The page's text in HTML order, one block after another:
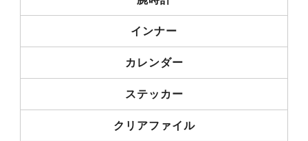
インナー
カレンダー
ステッカー
クリアファイル